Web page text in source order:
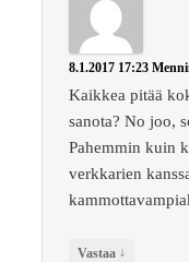
8.1.2017 17:23
Kaikkea pitää
sanota? No joo,
Pahemmin kuin
verkkarien
Vastaa ↓